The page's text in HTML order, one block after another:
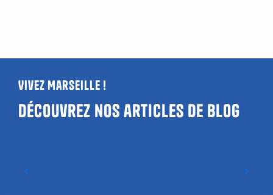
Vivez Marseille !
Découvrez nos articles de blog